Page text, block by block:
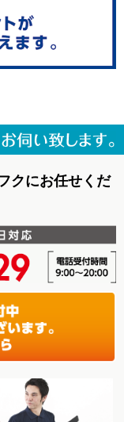
クにお任せくだ